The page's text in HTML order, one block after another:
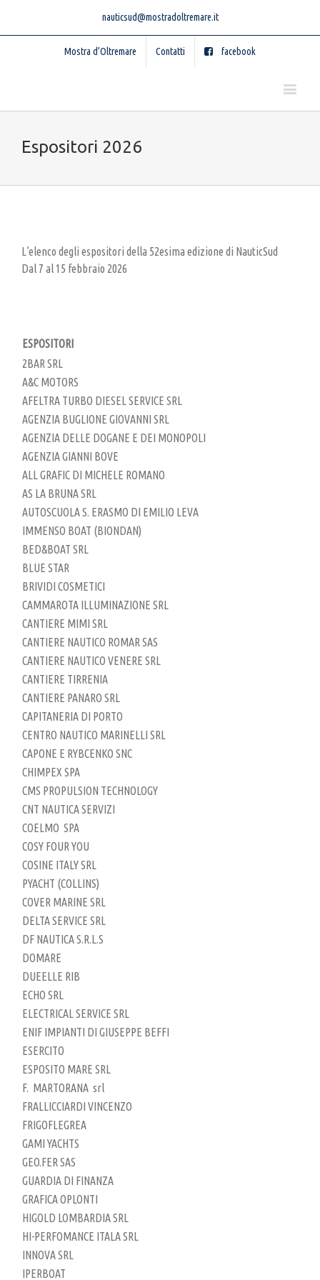
nauticsud@mostradoltremare.it
Mostra d’Oltremare Contatti facebook
Espositori 2026
L’elenco degli espositori della 52esima edizione di NauticSud
Dal 7 al 15 febbraio 2026
ESPOSITORI
2BAR SRL
A&C MOTORS
AFELTRA TURBO DIESEL SERVICE SRL
AGENZIA BUGLIONE GIOVANNI SRL
AGENZIA DELLE DOGANE E DEI MONOPOLI
AGENZIA GIANNI BOVE
ALL GRAFIC DI MICHELE ROMANO
AS LA BRUNA SRL
AUTOSCUOLA S. ERASMO DI EMILIO LEVA
IMMENSO BOAT (BIONDAN)
BED&BOAT SRL
BLUE STAR
BRIVIDI COSMETICI
CAMMAROTA ILLUMINAZIONE SRL
CANTIERE MIMI SRL
CANTIERE NAUTICO ROMAR SAS
CANTIERE NAUTICO VENERE SRL
CANTIERE TIRRENIA
CANTIERE PANARO SRL
CAPITANERIA DI PORTO
CENTRO NAUTICO MARINELLI SRL
CAPONE E RYBCENKO SNC
CHIMPEX SPA
CMS PROPULSION TECHNOLOGY
CNT NAUTICA SERVIZI
COELMO SPA
COSY FOUR YOU
COSINE ITALY SRL
PYACHT (COLLINS)
COVER MARINE SRL
DELTA SERVICE SRL
DF NAUTICA S.R.L.S
DOMARE
DUEELLE RIB
ECHO SRL
ELECTRICAL SERVICE SRL
ENIF IMPIANTI DI GIUSEPPE BEFFI
ESERCITO
ESPOSITO MARE SRL
F. MARTORANA srl
FRALLICCIARDI VINCENZO
FRIGOFLEGREA
GAMI YACHTS
GEO.FER SAS
GUARDIA DI FINANZA
GRAFICA OPLONTI
HIGOLD LOMBARDIA SRL
HI-PERFOMANCE ITALA SRL
INNOVA SRL
IPERBOAT